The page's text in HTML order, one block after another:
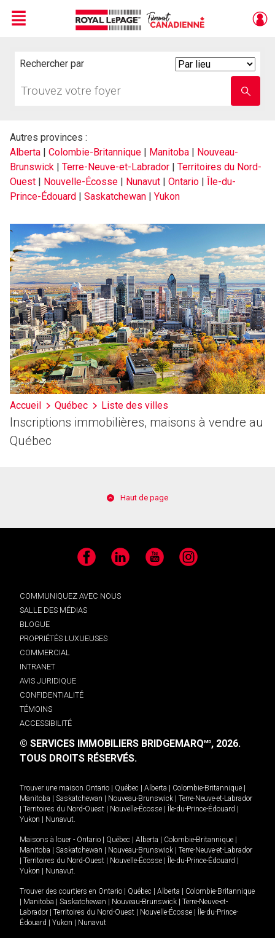
Menu
Rechercher par
votre
nom
Autres provinces :
Alberta | Colombie-Britannique | Manitoba | Nouveau-
Brunswick | Terre-Neuve-et-Labrador | Territoires du Nord-
Ouest | Nouvelle-Écosse | Nunavut | Ontario | Île-du-
Prince-Édouard | Saskatchewan | Yukon
Accueil Québec Liste des villes
Inscriptions immobilières, maisons à vendre au
Québec
Haut de page
Facebook LinkedIn YouTube Instagram
COMMUNIQUEZ AVEC NOUS
SALLE DES MÉDIAS
BLOGUE
PROPRIÉTÉS LUXUEUSES
COMMERCIAL
INTRANET
AVIS JURIDIQUE
CONFIDENTIALITÉ
TÉMOINS
ACCESSIBILITÉ
© SERVICES IMMOBILIERS BRIDGEMARQMD, 2026.
TOUS DROITS RÉSERVÉS.
Trouver une maison Ontario Québec Alberta Colombie-Britannique
Manitoba
Saskatchewan Nouveau-Brunswick
Terre-Neuve-et-Labrador
Territoires du Nord-Ouest Nouvelle-Écosse Île-du-Prince-Édouard
Yukon
Nunavut.
Maisons à louer - Ontario Québec Alberta Colombie-Britannique
Manitoba
Saskatchewan Nouveau-Brunswick
Terre-Neuve-et-Labrador
Territoires du Nord-Ouest Nouvelle-Écosse Île-du-Prince-Édouard
Yukon
Nunavut.
Trouver des courtiers en Ontario Québec Alberta
Colombie-Britannique
Manitoba Saskatchewan Nouveau-Brunswick
Terre-Neuve-et-
Labrador
Territoires du Nord-Ouest Nouvelle-Écosse
Île-du-Prince-
Édouard
Yukon Nunavut